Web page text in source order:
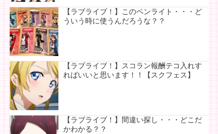
【ラブライブ！】このペンライト・・・ど
ういう時に使うんだろうな？？
【ラブライブ！】スコラン報酬テコ入れす
ればいいと思います！！【スクフェス】
【ラブライブ！】間違い探し・・・どこだ
かわかる？？